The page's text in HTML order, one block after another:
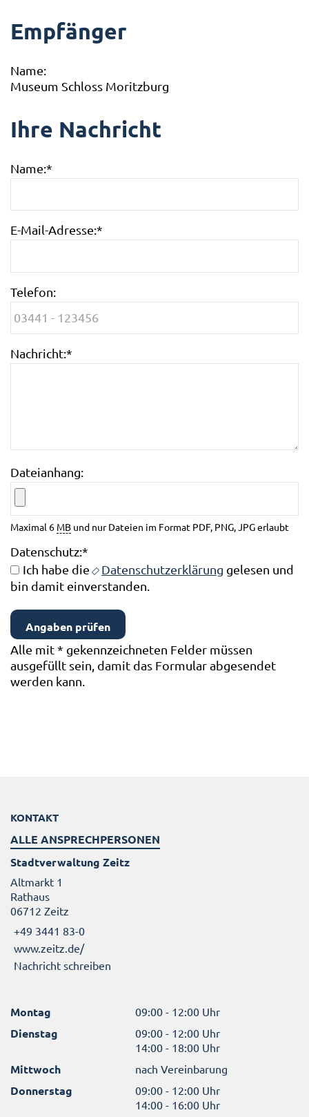
Empfänger
Name:
Museum Schloss Moritzburg
Ihre Nachricht
Name:*
E-Mail-Adresse:*
Telefon:
Nachricht:*
Dateianhang:
Maximal 6 MB und nur Dateien im Format PDF, PNG, JPG erlaubt
Datenschutz:*
Ich habe die
Datenschutzerklärung gelesen und
bin damit einverstanden.
Alle mit* gekennzeichneten Felder müssen
ausgefüllt sein, damit das Formular abgesendet
werden kann.
KONTAKT
ALLE ANSPRECHPERSONEN
Stadtverwaltung Zeitz
Altmarkt 1
Rathaus
06712 Zeitz
+49 3441 83-0
www.zeitz.de/
Nachricht schreiben
Montag 09:00 - 12:00 Uhr
Dienstag
09:00 - 12:00 Uhr
14:00 - 18:00 Uhr
Mittwoch nach Vereinbarung
Donnerstag
09:00 - 12:00 Uhr
14:00 - 16:00 Uhr